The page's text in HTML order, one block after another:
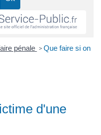
pénale > Que faire si on
d'une